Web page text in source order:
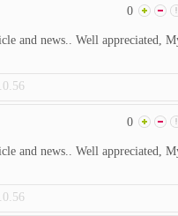
0
and news.. Well appreciated,
0
and news.. Well appreciated,